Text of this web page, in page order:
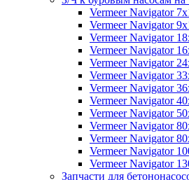
Vermeer Navigator
Vermeer Navigator
Vermeer Navigator
Vermeer Navigator
Vermeer Navigator
Vermeer Navigator
Vermeer Navigator
Vermeer Navigator
Vermeer Navigator
Vermeer Navigator
Vermeer Navigator
Vermeer Navigator
Vermeer Navigator
Запчасти для